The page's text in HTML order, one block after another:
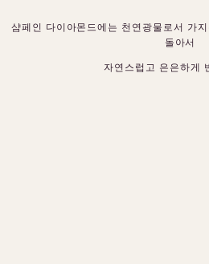
샴페인 다이아몬드에는 천연광물로서 가
돌아서
자연스럽고 은은하게